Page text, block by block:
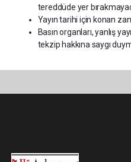
tereddüde yer
Yayın tarihi için konan
Basın organları, yanlış
tekzip hakkına saygı